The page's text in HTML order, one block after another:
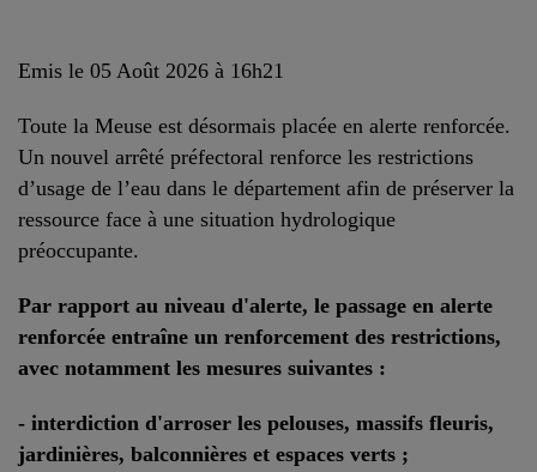
Emis le 05 Août 2026 à 16h21
Toute la Meuse est désormais placée en alerte renforcée.
Un nouvel arrêté préfectoral renforce les restrictions
d’usage de l’eau dans le département afin de préserver la
ressource face à une situation hydrologique
préoccupante.
Par rapport au niveau d'alerte, le passage en alerte
renforcée entraîne un renforcement des restrictions,
avec notamment les mesures suivantes :
- interdiction d'arroser les pelouses, massifs fleuris,
jardinières, balconnières et espaces verts ;